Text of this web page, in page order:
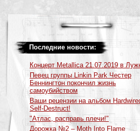
Последние новости:
Концерт Metallica 21.07.2019 в
Певец группы Linkin Park Честер
Беннингтон покончил жизнь
самоубийством
Ваши рецензии на альбом
Self-Destruct!
"Атлас, расправь плечи!"
Дорожка №2 – Moth Into Flame